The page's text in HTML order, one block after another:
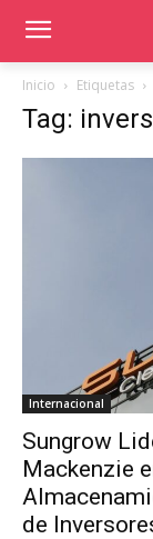
Inicio Etiquetas
Tag:
Internacional
Sungrow
Mackenzie
de